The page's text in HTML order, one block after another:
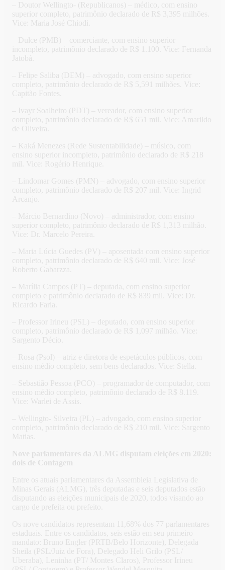
– Doutor Wellingto- (Republicanos) – médico, com ensino
superior completo, patrimônio declarado de R$ 3,395 milhões.
Vice: Maria José Chiodi.
– Dulce (PMB) – comerciante, com ensino superior
incompleto, patrimônio declarado de R$ 1.100. Vice: Fernanda
Jatobá.
– Felipe Saliba (DEM) – advogado, com ensino superior
completo, patrimônio declarado de R$ 5,591 milhões. Vice:
Capitão Fontes.
– Ivayr Soalheiro (PDT) – vereador, com ensino superior
completo, patrimônio declarado de R$ 651 mil. Vice: Amarildo
de Oliveira.
– Kaká Menezes (Rede Sustentabilidade) – músico, com
ensino superior incompleto, patrimônio declarado de R$ 218
mil. Vice: Rogério Henrique.
– Lindomar Gomes (PMN) – advogado, com ensino superior
completo, patrimônio declarado de R$ 207 mil. Vice: Ingrid
Arcanjo.
– Márcio Bernardino (Novo) – administrador, com ensino
superior completo, patrimônio declarado de R$ 1,313 milhão.
Vice: Dr. Marcelo Pereira.
– Maria Lúcia Guedes (PV) – aposentada com ensino superior
completo, patrimônio declarado de R$ 640 mil. Vice: José
Roberto Gabarzza.
– Marília Campos (PT) – deputada, com ensino superior
completo e patrimônio declarado de R$ 839 mil. Vice: Dr.
Ricardo Faria.
– Professor Irineu (PSL) – deputado, com ensino superior
completo, patrimônio declarado de R$ 1,097 milhão. Vice:
Sargento Décio.
– Rosa (Psol) – atriz e diretora de espetáculos públicos, com
ensino médio completo, sem bens declarados. Vice: Stella.
– Sebastião Pessoa (PCO) – programador de computador, com
ensino médio completo, patrimônio declarado de R$ 8.119.
Vice: Warlei de Assis.
– Wellingto- Silveira (PL) – advogado, com ensino superior
completo, patrimônio declarado de R$ 210 mil. Vice: Sargento
Matias.
Nove parlamentares da ALMG disputam eleições em 2020:
dois de Contagem
Entre os atuais parlamentares da Assembleia Legislativa de
Minas Gerais (ALMG), três deputadas e seis deputados estão
disputando as eleições municipais de 2020, todos visando ao
cargo de prefeita ou prefeito.
Os nove candidatos representam 11,68% dos 77 parlamentares
estaduais. Entre os candidatos, seis estão em seu primeiro
mandato: Bruno Engler (PRTB/Belo Horizonte), Delegada
Sheila (PSL/Juiz de Fora), Delegado Heli Grilo (PSL/
Uberaba), Leninha (PT/ Montes Claros), Professor Irineu